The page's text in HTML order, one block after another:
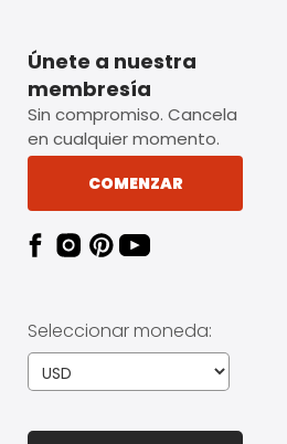
Únete a nuestra
membresía
Sin compromiso. Cancela
en cualquier momento.
COMENZAR
Seleccionar moneda: